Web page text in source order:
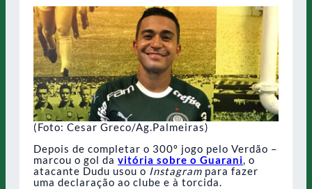
(Foto: Cesar Greco/Ag.Palmeiras)
Depois de completar o 300º jogo pelo Verdão –
marcou o gol da vitória sobre o Guarani , o
atacante Dudu usou o Instagram para fazer
uma declaração ao clube e à torcida.